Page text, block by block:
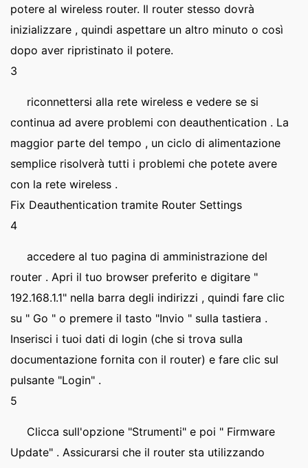
potere al wireless router. Il router stesso dovrà
inizializzare , quindi aspettare un altro minuto o così
dopo aver ripristinato il potere.
3
riconnettersi alla rete wireless e vedere se si
continua ad avere problemi con deauthentication . La
maggior parte del tempo , un ciclo di alimentazione
semplice risolverà tutti i problemi che potete avere
con la rete wireless .
Fix Deauthentication tramite Router Settings
4
accedere al tuo pagina di amministrazione del
router . Apri il tuo browser preferito e digitare "
192.168.1.1" nella barra degli indirizzi , quindi fare clic
su " Go " o premere il tasto "Invio " sulla tastiera .
Inserisci i tuoi dati di login (che si trova sulla
documentazione fornita con il router) e fare clic sul
pulsante "Login" .
5
Clicca sull'opzione "Strumenti" e poi " Firmware
Update" . Assicurarsi che il router sta utilizzando